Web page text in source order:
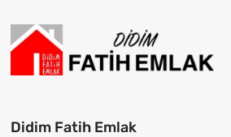
Didim Fatih Emlak